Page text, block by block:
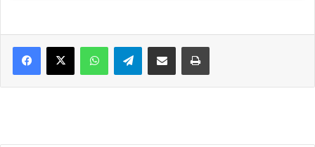
WhatsAppTelegramShare via Email Print